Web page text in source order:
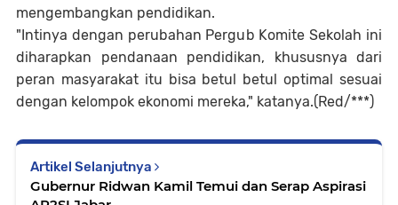
mengembangkan pendidikan.
"Intinya dengan perubahan Pergub Komite Sekolah ini
diharapkan pendanaan pendidikan, khususnya dari
peran masyarakat itu bisa betul betul optimal sesuai
dengan kelompok ekonomi mereka," katanya.(Red/***)
Artikel Selanjutnya
Gubernur Ridwan Kamil Temui dan Serap Aspirasi